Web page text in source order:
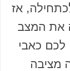
אז
את המצב
לכם כאבי
מציבה